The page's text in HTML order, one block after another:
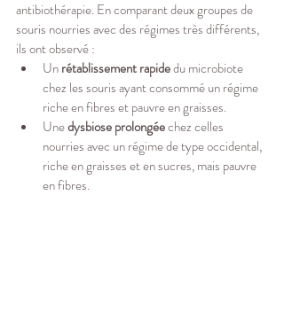
antibiothérapie. En comparant deux groupes de
souris nourries avec des régimes très différents,
ils ont observé :
Un rétablissement rapide du microbiote
chez les souris ayant consommé un régime
riche en fibres et pauvre en graisses.
Une dysbiose prolongée chez celles
nourries avec un régime de type occidental,
riche en graisses et en sucres, mais pauvre
en fibres.